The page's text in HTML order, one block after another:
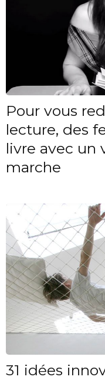
Pour vous
lecture, des
livre avec un
marche
31 idées